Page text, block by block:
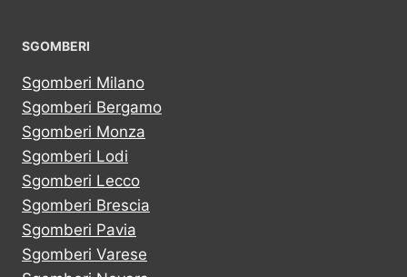
SGOMBERI
Sgomberi Milano
Sgomberi Bergamo
Sgomberi Monza
Sgomberi Lodi
Sgomberi Lecco
Sgomberi Brescia
Sgomberi Pavia
Sgomberi Varese